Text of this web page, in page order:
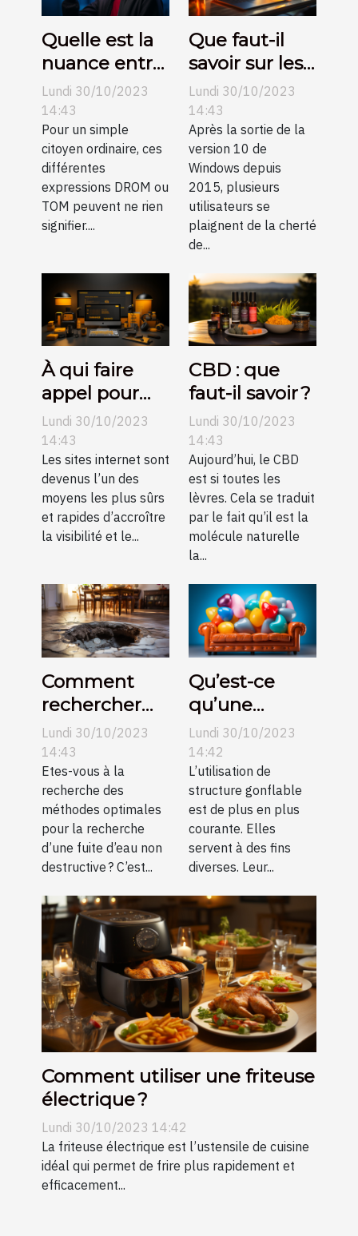
Quelle est la
nuance entre
DROM et
TOM ?
Lundi 30/10/2023
14:43
Pour un simple
citoyen ordinaire, ces
différentes
expressions DROM ou
TOM peuvent ne rien
signifier....
Que faut-il
savoir sur les
clés de
licence
Windows 10 ?
Lundi 30/10/2023
14:43
Après la sortie de la
version 10 de
Windows depuis
2015, plusieurs
utilisateurs se
plaignent de la cherté
de...
À qui faire
appel pour
une création
de sites
internet pas
chers sur
Angers ?
Lundi 30/10/2023
14:43
Les sites internet sont
devenus l’un des
moyens les plus sûrs
et rapides d’accroître
la visibilité et le...
CBD : que
faut-il savoir ?
Lundi 30/10/2023
14:43
Aujourd’hui, le CBD
est si toutes les
lèvres. Cela se traduit
par le fait qu’il est la
molécule naturelle
la...
Comment
rechercher
une fuite
d’eau non
destructive ?
Lundi 30/10/2023
14:43
Etes-vous à la
recherche des
méthodes optimales
pour la recherche
d’une fuite d’eau non
destructive ? C’est...
Qu’est-ce
qu’une
structure
gonflable ?
Lundi 30/10/2023
14:42
L’utilisation de
structure gonflable
est de plus en plus
courante. Elles
servent à des fins
diverses. Leur...
Comment utiliser une friteuse
électrique ?
Lundi 30/10/2023 14:42
La friteuse électrique est l’ustensile de cuisine
idéal qui permet de frire plus rapidement et
efficacement...